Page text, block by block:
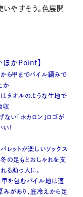
いやすそう。色展開
ほかPoint】
から甲までパイル編みで
か
はタオルのような生地で
収
げない「ホカロン」ロゴが
！
レットが楽しいソックス
冬の足もとおしゃれを支
れる助っ人に。
甲を包むパイル地は適
みがあり、底冷えから足